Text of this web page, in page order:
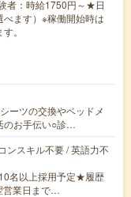
者：時給1750円～★日
ます）※稼働開始時は
。
ーツの交換やベッドメ
のお手伝い○診…
ンスキル不要 / 英語力不
名以上採用予定★履歴
営業日まで…